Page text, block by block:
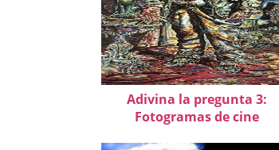
Adivina la pregunta 3:
Fotogramas de cine